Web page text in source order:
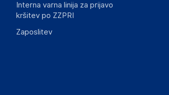
Interna varna linija za prijavo
kršitev po ZZPRI
Zaposlitev